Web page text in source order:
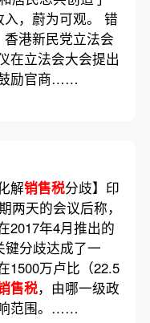
入，蔚为可观。 错
港新民党立法会
在立法会大会提出
励官商……
解销售税分歧】印
两天的会议后称，
2017年4月推出的
键分歧达成了一
1500万卢比（22.5
售税，由哪一级政
范围。……